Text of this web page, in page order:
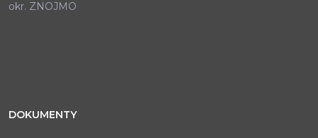
okr. ZNOJMO
DOKUMENTY